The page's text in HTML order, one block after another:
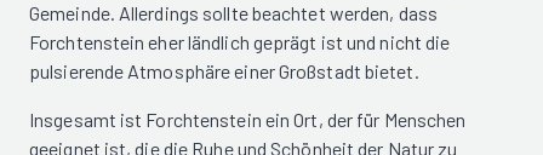
Gemeinde. Allerdings sollte beachtet werden, dass
Forchtenstein eher ländlich geprägt ist und nicht die
pulsierende Atmosphäre einer Großstadt bietet.
Insgesamt ist Forchtenstein ein Ort, der für Menschen
geeignet ist, die die Ruhe und Schönheit der Natur zu